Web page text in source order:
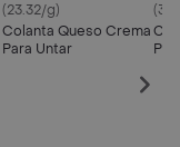
(23.32/g)
Colanta Queso Crema
Para Untar